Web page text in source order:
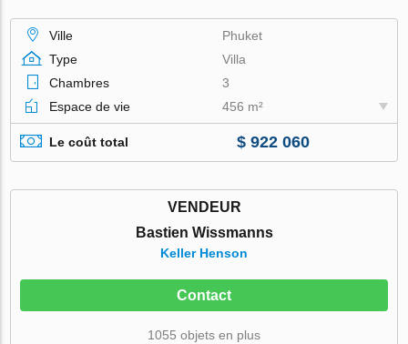
Ville
Phuket
Type
Villa
Chambres
3
Espace de vie
456 m²
Le coût total $ 922 060
VENDEUR
Bastien Wissmanns
Keller Henson
Contact
1055 objets en plus